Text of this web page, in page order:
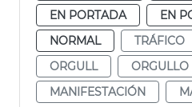
EN PORTADA
EN
NORMAL
TRÁFICO
ORGULL
ORGULLO
MANIFESTACIÓN